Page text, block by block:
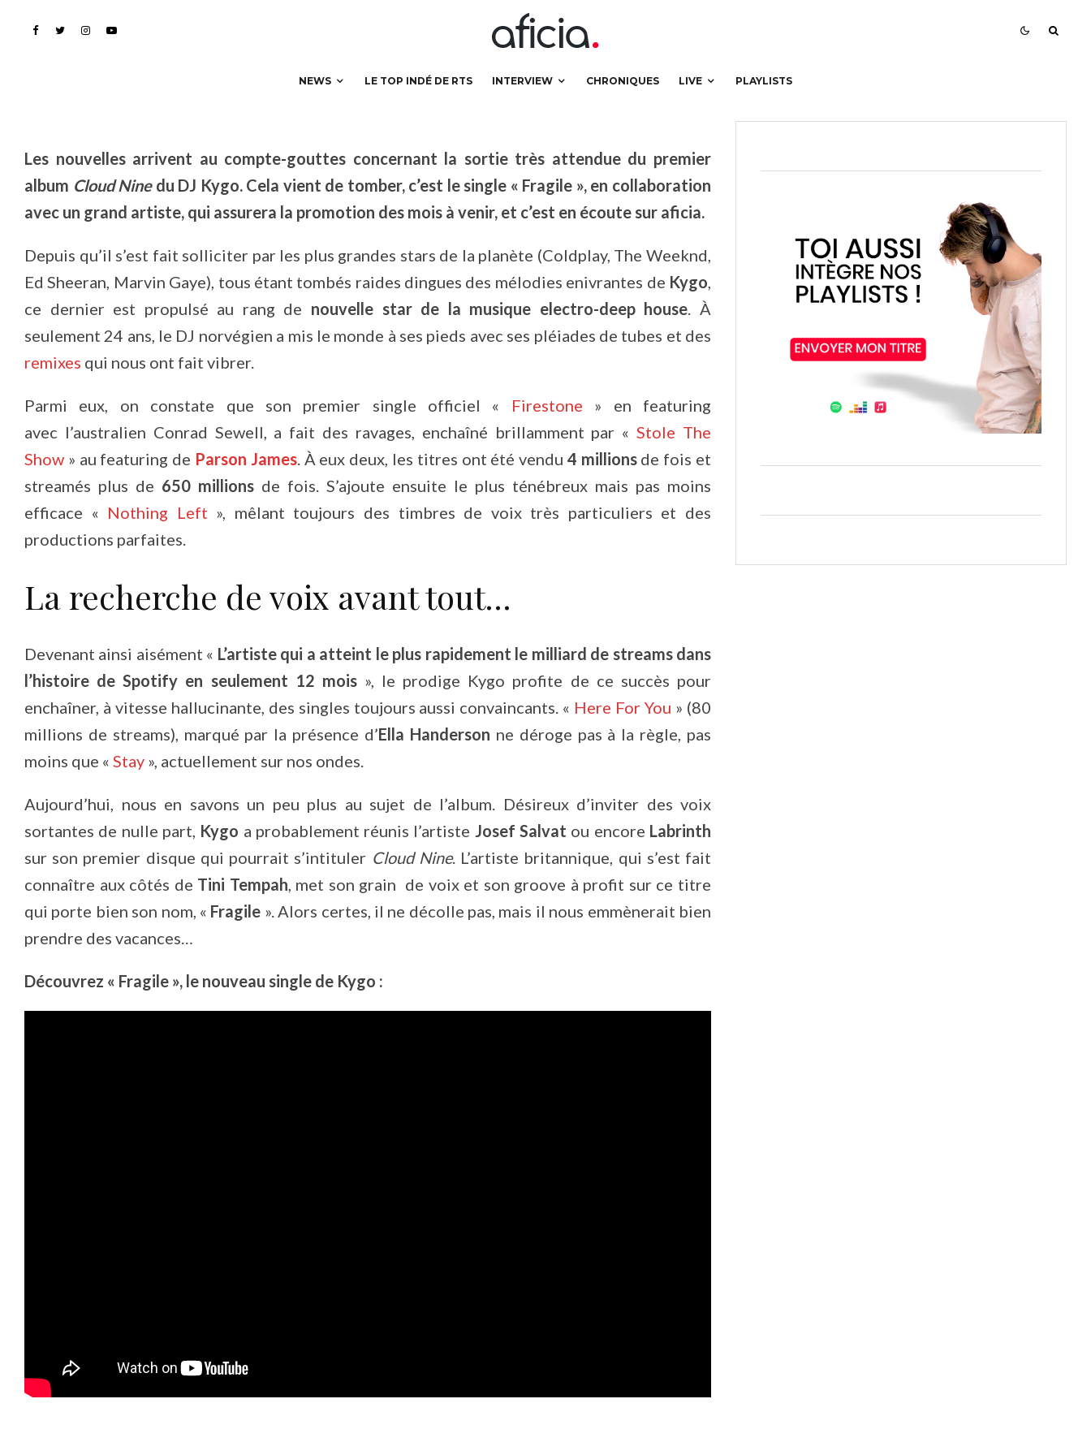
NEWS LE TOP INDÉ DE RTS INTERVIEW CHRONIQUES LIVE PLAYLISTS
avant l’album !
Les nouvelles arrivent au compte-gouttes concernant la sortie très attendue du premier
album Cloud Ninedu DJ Kygo. Cela vient de tomber, c’est le single « Fragile », en collaboration
avec un grand artiste, qui assurera la promotion des mois à venir, et c’est en écoute sur aficia.
Depuis qu’il s’est fait solliciter par les plus grandes stars de la planète (Coldplay, The Weeknd,
Ed Sheeran, Marvin Gaye), tous étant tombés raides dingues des mélodies enivrantes de Kygo,
ce dernier est propulsé au rang de nouvelle star de la musique electro-deep house. À
seulement 24 ans, le DJ norvégien a mis le monde à ses pieds avec ses pléiades de tubes et des
remixes qui nous ont fait vibrer.
Parmi eux, on constate que son premier single officiel « Firestone » en featuring
avec l’australien Conrad Sewell, a fait des ravages, enchaîné brillamment par «Stole The
Show » au featuring de Parson James. À eux deux, les titres ont été vendu 4 millionsde fois et
streamés plus de 650 millions de fois. S’ajoute ensuite le plus ténébreux mais pas moins
efficace « Nothing Left », mêlant toujours des timbres de voix très particuliers et des
productions parfaites.
La recherche de voix avant tout…
Devenant ainsi aisément « L’artiste qui a atteint le plus rapidement le milliard de streams dans
l’histoire de Spotify en seulement 12 mois», le prodige Kygo profite de ce succès pour
enchaîner, à vitesse hallucinante, des singles toujours aussi convaincants. « Here For You » (80
millions de streams), marqué par la présence d’Ella Handerson ne déroge pas à la règle, pas
moins que « Stay », actuellement sur nos ondes.
Aujourd’hui, nous en savons un peu plus au sujet de l’album. Désireux d’inviter des voix
sortantes de nulle part, Kygo a probablement réunis l’artiste Josef Salvat ou encore Labrinth
sur son premier disque qui pourrait s’intituler Cloud Nine. L’artiste britannique, qui s’est fait
connaître aux côtés de Tini Tempah, met son grain de voix et son groove à profit sur ce titre
qui porte bien son nom, « Fragile ». Alors certes, il ne décolle pas, mais il nous emmènerait bien
prendre des vacances…
Découvrez « Fragile », le nouveau single de Kygo :